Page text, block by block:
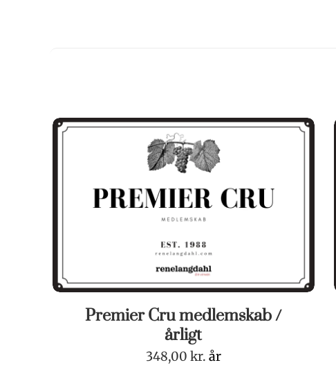
Premier Cru medlemskab /
årligt
348,00 kr. år